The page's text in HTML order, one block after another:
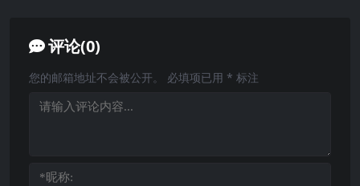
评论(0)
您的邮箱地址不会被公开。 必填项已用 * 标注